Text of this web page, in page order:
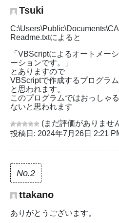
Tsuki
Readme.txtによると
「VBScriptによるオートメー
ーションです。」
とありますので
VBScriptで作成するプログラ
と思われます。
このプログラムではおっしゃ
ないと思われます
(まだ評価がありませ
投稿日: 2024年7月26日 2:21
No.2
ttakano
ありがとうございます。